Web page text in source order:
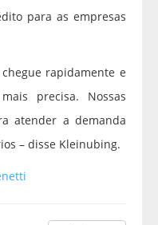
para as empresas
rapidamente e
precisa. Nossas
atender a demanda
– disse Kleinubing.